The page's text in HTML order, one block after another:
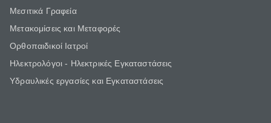
Μεσιτικά Γραφεία
Μετακομίσεις και Μεταφορές
Ορθοπαιδικοί Ιατροί
Ηλεκτρολόγοι - Ηλεκτρικές Εγκαταστάσεις
Υδραυλικές εργασίες και Εγκαταστάσεις